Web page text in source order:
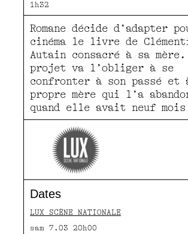
1h32
Romane décide d’adapter
cinéma le livre de
Autain consacré à sa mère.
projet va l’obliger à se
confronter à son passé et
propre mère qui l’a
quand elle avait neuf
Dates
LUX SCÈNE NATIONALE
sam 7.03 20h00